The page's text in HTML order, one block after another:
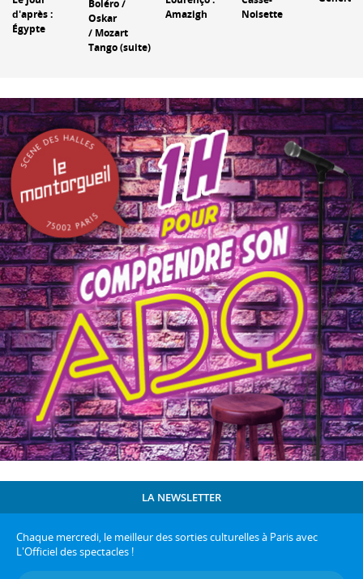
d'après :
Égypte
Boléro /
Oskar
/ Mozart
Tango (suite)
Amazigh
Noisette
LA NEWSLETTER
Chaque mercredi, le meilleur des sorties culturelles à Paris avec
L'Officiel des spectacles !